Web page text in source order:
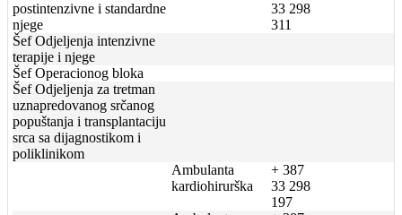
postintenzivne i standardne
njege
33 298
311
Šef Odjeljenja intenzivne
terapije i njege
Šef Operacionog bloka
Šef Odjeljenja za tretman
uznapredovanog srčanog
popuštanja i transplantaciju
srca sa dijagnostikom i
poliklinikom
Ambulanta
kardiohirurška
+ 387
33 298
197